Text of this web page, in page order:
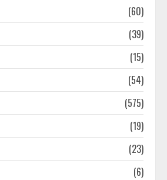
(60)
(39)
(15)
(54)
(575)
(19)
(23)
(6)
ऐलान, कानूनी लड़ाई भी लड़ेगा हिंदू रक्षा दल
उत्तराखंड की खेल मंत्री रेखा आर्या ने शुरू
की कांवड़ यात्रा, भारत को 2036 में
ओलंपिक की मेजबानी समेत लिए दो संकल्प
August 10, 2026
PM मोदी की कॉमनवेल्थ गेम्स के मेडलिस्ट